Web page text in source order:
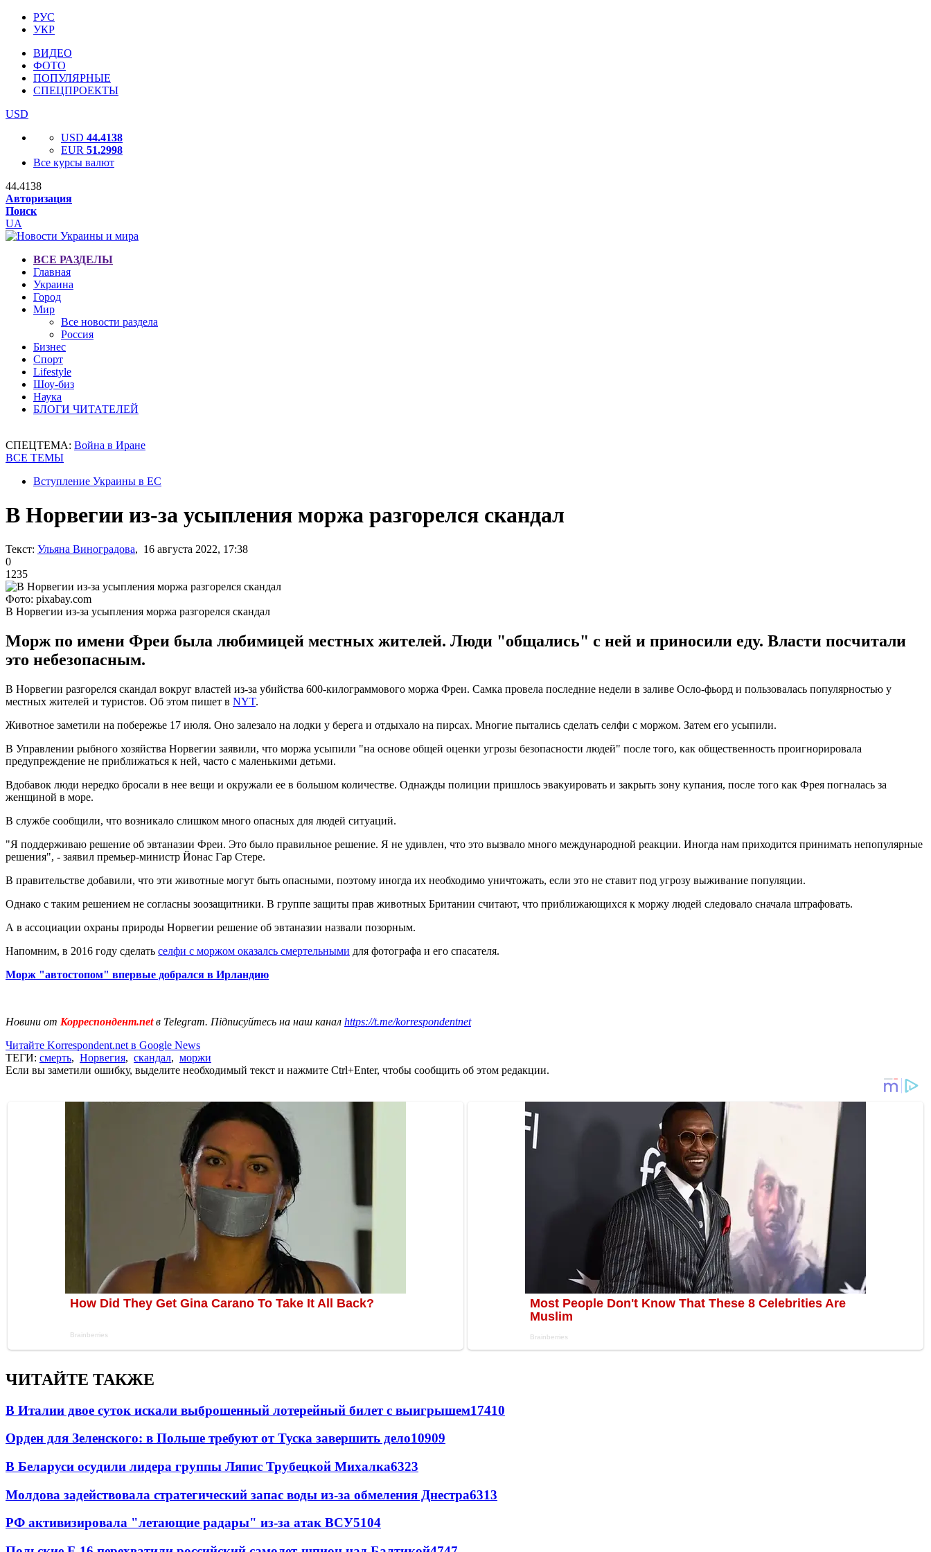
РУС
УКР
ВИДЕО
ФОТО
ПОПУЛЯРНЫЕ
СПЕЦПРОЕКТЫ
USD
USD 44.4138
EUR 51.2998
Все курсы валют
44.4138
Авторизация
Поиск
UA
ВСЕ РАЗДЕЛЫ
Главная
Украина
Город
Мир
Все новости раздела
Россия
Бизнес
Спорт
Lifestyle
Шоу-биз
Наука
БЛОГИ ЧИТАТЕЛЕЙ
СПЕЦТЕМА: Война в Иране
ВСЕ ТЕМЫ
Вступление Украины в ЕС
В Норвегии из-за усыпления моржа разгорелся скандал
Текст: Ульяна Виноградова, 16 августа 2022, 17:38
0
1235
Фото: pixabay.com
В Норвегии из-за усыпления моржа разгорелся скандал
Морж по имени Фреи была любимицей местных жителей. Люди "общались" с ней и приносили еду. Власти посчитали
это небезопасным.
В Норвегии разгорелся скандал вокруг властей из-за убийства 600-килограммового моржа Фреи. Самка провела последние недели в заливе Осло-фьорд и пользовалась популярностью у
местных жителей и туристов. Об этом пишет в NYT.
Животное заметили на побережье 17 июля. Оно залезало на лодки у берега и отдыхало на пирсах. Многие пытались сделать селфи с моржом. Затем его усыпили.
В Управлении рыбного хозяйства Норвегии заявили, что моржа усыпили "на основе общей оценки угрозы безопасности людей" после того, как общественность проигнорировала
предупреждение не приближаться к ней, часто с маленькими детьми.
Вдобавок люди нередко бросали в нее вещи и окружали ее в большом количестве. Однажды полиции пришлось эвакуировать и закрыть зону купания, после того как Фрея погналась за
женщиной в море.
В службе сообщили, что возникало слишком много опасных для людей ситуаций.
"Я поддерживаю решение об эвтаназии Фреи. Это было правильное решение. Я не удивлен, что это вызвало много международной реакции. Иногда нам приходится принимать непопулярные
решения", - заявил премьер-министр Йонас Гар Стере.
В правительстве добавили, что эти животные могут быть опасными, поэтому иногда их необходимо уничтожать, если это не ставит под угрозу выживание популяции.
Однако с таким решением не согласны зоозащитники. В группе защиты прав животных Британии считают, что приближающихся к моржу людей следовало сначала штрафовать.
А в ассоциации охраны природы Норвегии решение об эвтаназии назвали позорным.
Напомним, в 2016 году сделать селфи с моржом оказалсь смертельными для фотографа и его спасателя.
Морж "автостопом" впервые добрался в Ирландию
Новини от Корреспондент.netв Telegram. Підписуйтесь на наш канал https://t.me/korrespondentnet
Читайте Korrespondent.net в Google News
ТЕГИ: смерть, Норвегия, скандал, моржи
Если вы заметили ошибку, выделите необходимый текст и нажмите Ctrl+Enter, чтобы сообщить об этом редакции.
ЧИТАЙТЕ ТАКЖЕ
В Италии двое суток искали выброшенный лотерейный билет с выигрышем17410
Орден для Зеленского: в Польше требуют от Туска завершить дело10909
В Беларуси осудили лидера группы Ляпис Трубецкой Михалка6323
Молдова задействовала стратегический запас воды из-за обмеления Днестра6313
РФ активизировала "летающие радары" из-за атак ВСУ5104